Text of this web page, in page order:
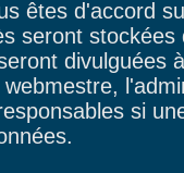
êtes d'accord
seront
divulguées
si